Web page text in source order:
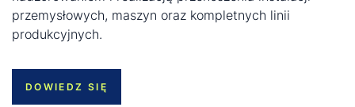
przemysłowych, maszyn oraz kompletnych linii
produkcyjnych.
DOWIEDZ SIĘ